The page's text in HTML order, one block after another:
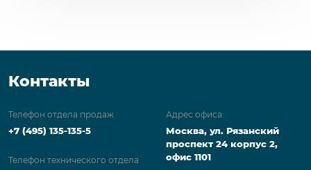
Контакты
Телефон отдела продаж
+7 (495) 135-135-5
Телефон технического отдела
Адрес офиса:
Москва, ул. Рязанский
проспект 24 корпус 2,
офис 1101